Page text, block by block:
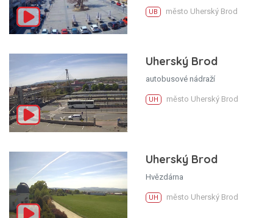
UB město Uherský Brod
Uherský Brod
autobusové nádraží
UH město Uherský Brod
Uherský Brod
Hvězdárna
UH město Uherský Brod